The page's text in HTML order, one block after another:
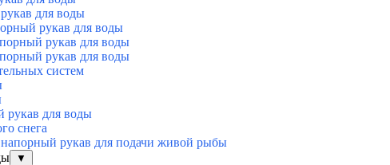
для воды
рукав для воды
рукав для воды
рукав для воды
систем
рукав для воды
снега
рукав для подачи живой рыбы
▼